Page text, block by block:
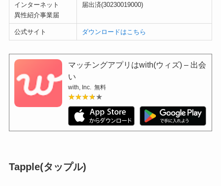
インターネット
異性紹介事業届
届出済(30230019000)
公式サイト ダウンロードはこちら
マッチングアプリはwith(ウィズ) – 出会
い
with, Inc. 無料
★★★★★
★★★★★
Tapple(タップル)